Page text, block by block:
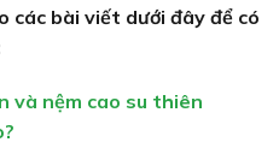
các bài viết dưới đây để có
và nệm cao su thiên